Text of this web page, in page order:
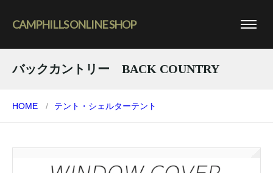
CAMPHILLS ONLINE SHOP
バックカントリー BACK COUNTRY
HOME テント・シェルターテント